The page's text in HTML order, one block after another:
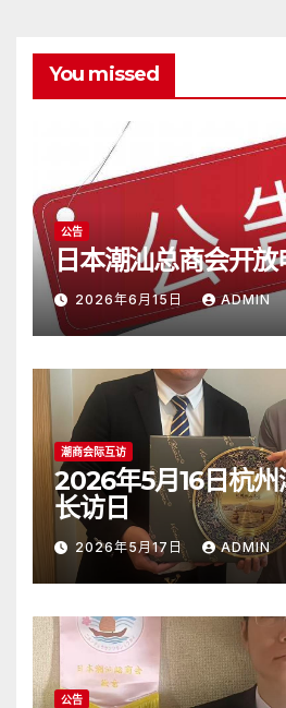
You missed
公告
日本潮汕总商会开放
2026年6月15日 ADMIN
潮商会际互访
2026年5月16日杭州
长访日
2026年5月17日 ADMIN
公告